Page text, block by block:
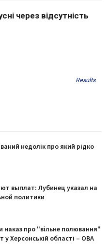
через відсутність
Results
недолік про який рідко
выплат: Лубинец указал на
политики
наказ про "вільне полювання"
у Херсонській області – ОВА